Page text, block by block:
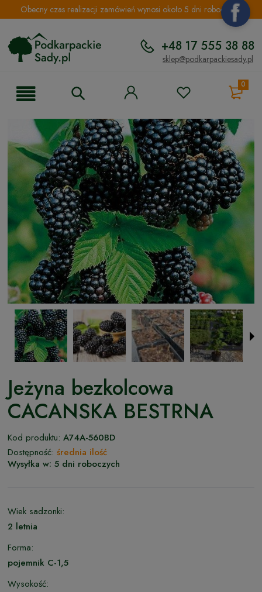
Obecny czas realizacji zamówień wynosi około 5 dni roboczych.
+48 17 555 38 88
sklep@podkarpackiesady.pl
0
Jeżyna bezkolcowa
CACANSKA BESTRNA
Kod produktu: A74A-560BD
Dostępność: średnia ilość
Wysyłka w: 5 dni roboczych
Wiek sadzonki:
2 letnia
Forma:
pojemnik C-1,5
Wysokość: